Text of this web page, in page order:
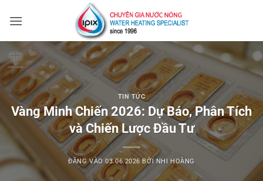
qua
dung
TIN TỨC
Vàng Minh Chiến 2026: Dự Báo, Phân Tích
và Chiến Lược Đầu Tư
ĐĂNG VÀO03.06.2026 BỞI NHI HOÀNG